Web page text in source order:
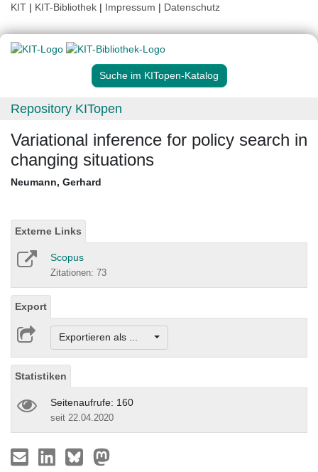
KIT | KIT-Bibliothek | Impressum | Datenschutz
Suche im KITopen-Katalog
Repository KITopen
Variational inference for policy search in
changing situations
Neumann, Gerhard
Externe Links
Scopus
Zitationen: 73
Export
Exportieren als ...
Statistiken
Seitenaufrufe: 160
seit 22.04.2020